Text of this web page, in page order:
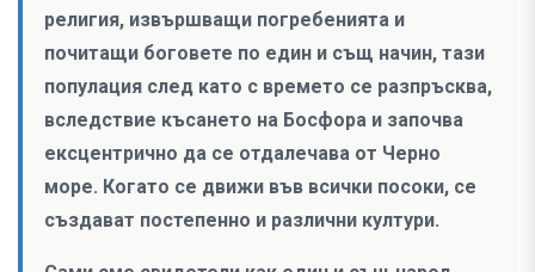
религия, извършващи погребенията и
почитащи боговете по един и същ начин, тази
популация след като с времето се разпръсква,
вследствие късането на Босфора и започва
ексцентрично да се отдалечава от Черно
море. Когато се движи във всички посоки, се
създават постепенно и различни култури.